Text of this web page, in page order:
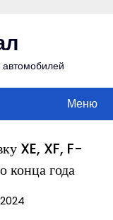
Меню
XE, XF, F-
года